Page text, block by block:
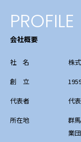
PROFILE
会社概要
社 名 株
創 立
代表者 代
所在地
群
業団